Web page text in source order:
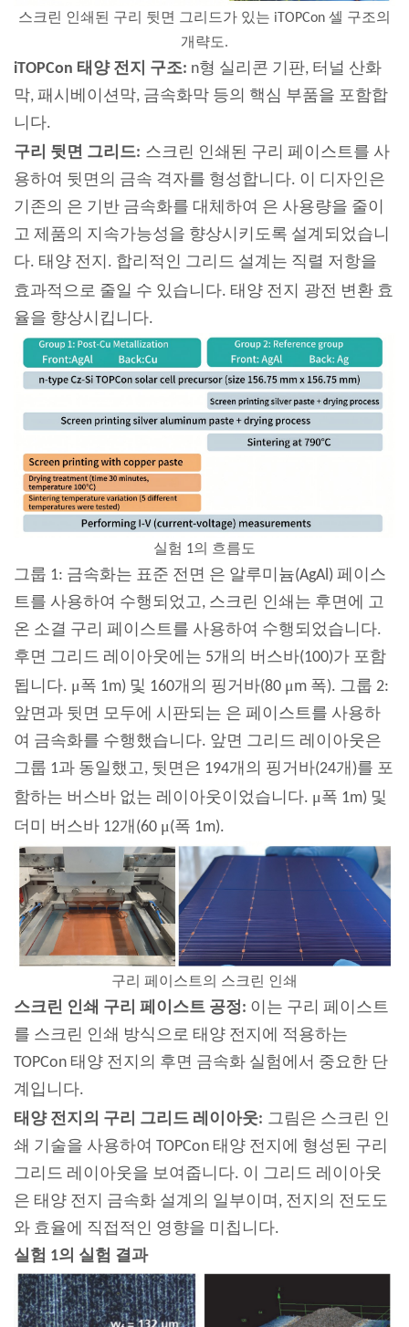
스크린 인쇄된 구리 뒷면 그리드가 있는 iTOPCon 셀 구조의
개략도.
iTOPCon 태양 전지 구조: n형 실리콘 기판, 터널 산화
막, 패시베이션막, 금속화막 등의 핵심 부품을 포함합
니다.
구리 뒷면 그리드: 스크린 인쇄된 구리 페이스트를 사
용하여 뒷면의 금속 격자를 형성합니다. 이 디자인은
기존의 은 기반 금속화를 대체하여 은 사용량을 줄이
고 제품의 지속가능성을 향상시키도록 설계되었습니
다. 태양 전지 . 합리적인 그리드 설계는 직렬 저항을
효과적으로 줄일 수 있습니다. 태양 전지
광전 변환 효
율을 향상시킵니다.
실험 1의 흐름도
그룹 1: 금속화는 표준 전면 은 알루미늄(AgAl) 페이스
트를 사용하여 수행되었고, 스크린 인쇄는 후면에 고
온 소결 구리 페이스트를 사용하여 수행되었습니다.
후면 그리드 레이아웃에는 5개의 버스바(100)가 포함
됩니다. μ폭 1m) 및 160개의 핑거바(80 μm 폭). 그룹 2:
앞면과 뒷면 모두에 시판되는 은 페이스트를 사용하
여 금속화를 수행했습니다. 앞면 그리드 레이아웃은
그룹 1과 동일했고, 뒷면은 194개의 핑거바(24개)를 포
함하는 버스바 없는 레이아웃이었습니다. μ폭 1m) 및
더미 버스바 12개(60 μ(폭 1m).
구리 페이스트의 스크린 인쇄
스크린 인쇄 구리 페이스트 공정: 이는 구리 페이스트
를 스크린 인쇄 방식으로 태양 전지에 적용하는
TOPCon 태양 전지의 후면 금속화 실험에서 중요한 단
계입니다.
태양 전지의 구리 그리드 레이아웃: 그림은 스크린 인
쇄 기술을 사용하여 TOPCon 태양 전지에 형성된 구리
그리드 레이아웃을 보여줍니다. 이 그리드 레이아웃
은 태양 전지 금속화 설계의 일부이며, 전지의 전도도
와 효율에 직접적인 영향을 미칩니다.
실험 1의 실험 결과